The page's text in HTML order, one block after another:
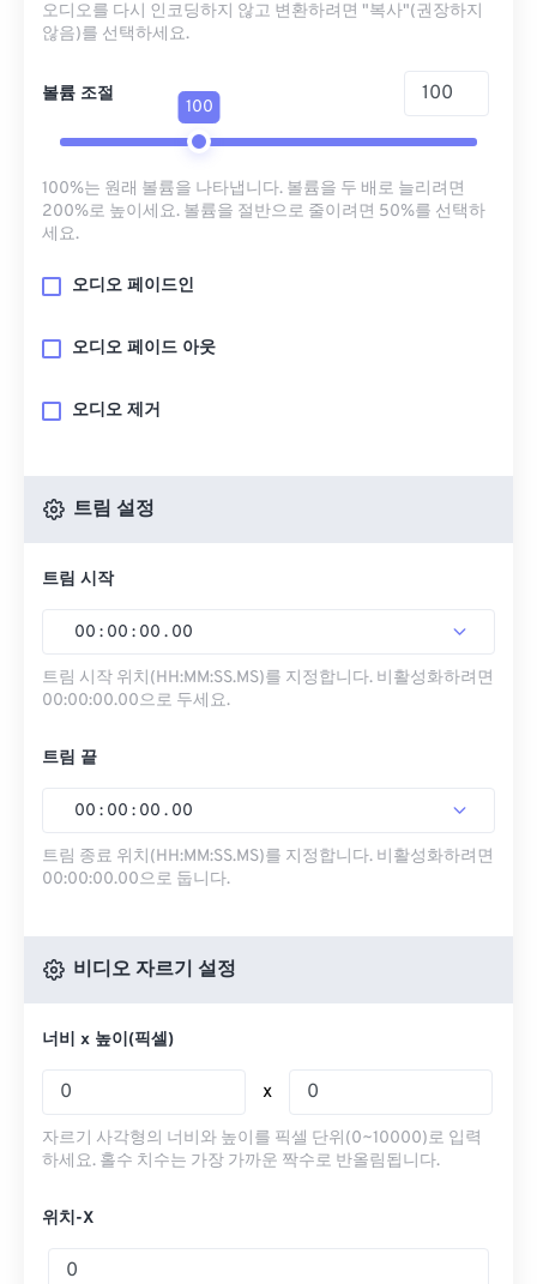
오디오를 다시 인코딩하지 않고 변환하려면 "복사"(권장하지
않음)를 선택하세요.
볼륨 조절
100
100%는 원래 볼륨을 나타냅니다. 볼륨을 두 배로 늘리려면
200%로 높이세요. 볼륨을 절반으로 줄이려면 50%를 선택하
세요.
오디오 페이드인
오디오 페이드 아웃
오디오 제거
트림 설정
트림 시작
00 : 00 : 00 . 00
트림 시작 위치(HH:MM:SS.MS)를 지정합니다. 비활성화하려면
00:00:00.00으로 두세요.
트림 끝
00 : 00 : 00 . 00
트림 종료 위치(HH:MM:SS.MS)를 지정합니다. 비활성화하려면
00:00:00.00으로 둡니다.
비디오 자르기 설정
너비 x 높이(픽셀)
x
자르기 사각형의 너비와 높이를 픽셀 단위(0~10000)로 입력
하세요. 홀수 치수는 가장 가까운 짝수로 반올림됩니다.
위치-X